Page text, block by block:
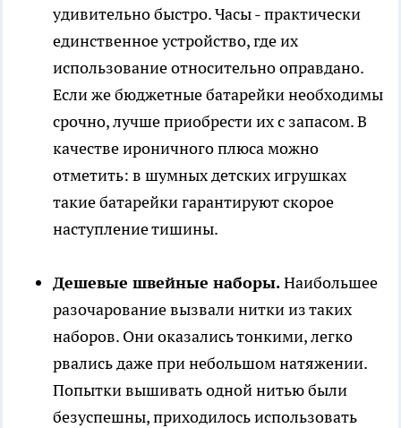
удивительно быстро. Часы - практически
единственное устройство, где их
использование относительно оправдано.
Если же бюджетные батарейки необходимы
срочно, лучше приобрести их с запасом. В
качестве ироничного плюса можно
отметить: в шумных детских игрушках
такие батарейки гарантируют скорое
наступление тишины.
Дешевые швейные наборы.Наибольшее
разочарование вызвали нитки из таких
наборов. Они оказались тонкими, легко
рвались даже при небольшом натяжении.
Попытки вышивать одной нитью были
безуспешны, приходилось использовать